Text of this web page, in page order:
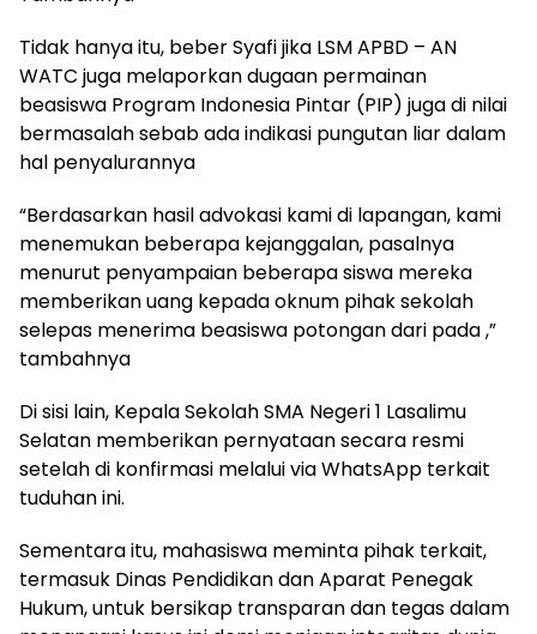
Tidak hanya itu, beber Syafi jika LSM APBD – AN
WATC juga melaporkan dugaan permainan
beasiswa Program Indonesia Pintar (PIP) juga di nilai
bermasalah sebab ada indikasi pungutan liar dalam
hal penyalurannya
“Berdasarkan hasil advokasi kami di lapangan, kami
menemukan beberapa kejanggalan, pasalnya
menurut penyampaian beberapa siswa mereka
memberikan uang kepada oknum pihak sekolah
selepas menerima beasiswa potongan dari pada ,”
tambahnya
Di sisi lain, Kepala Sekolah SMA Negeri 1 Lasalimu
Selatan memberikan pernyataan secara resmi
setelah di konfirmasi melalui via WhatsApp terkait
tuduhan ini.
Sementara itu, mahasiswa meminta pihak terkait,
termasuk Dinas Pendidikan dan Aparat Penegak
Hukum, untuk bersikap transparan dan tegas dalam